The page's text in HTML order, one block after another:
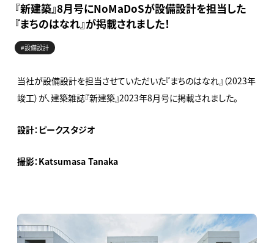
『新建築』8月号にNoMaDoSが設備設計を担当した
『まちのはなれ』が掲載されました！
#設備設計
当社が設備設計を担当させていただいた『まちのはなれ』（2023年
竣工）が、建築雑誌『新建築』2023年8月号に掲載されました。
設計：ピークスタジオ
撮影：Katsumasa Tanaka